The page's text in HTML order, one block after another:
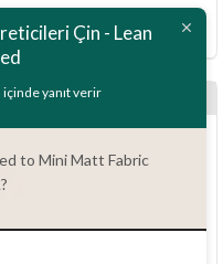
Çin - Lean
yanıt verir
to Mini Matt Fabric